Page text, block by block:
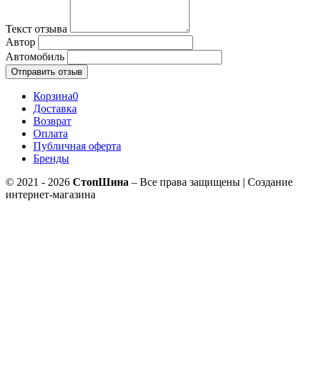
Текст отзыва
Автор
Автомобиль
Отправить отзыв
Корзина0
Доставка
Возврат
Оплата
Публичная оферта
Бренды
© 2021 - 2026 СтопШина – Все права защищены | Создание
интернет-магазина